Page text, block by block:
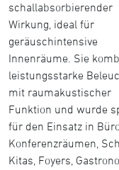
schallabsorbierender
Wirkung, ideal für
geräuschintensive
Innenräume. Sie
leistungsstarke
mit raumakustischer
Funktion und wurde
für den Einsatz in
Konferenzräumen,
Kitas, Foyers,